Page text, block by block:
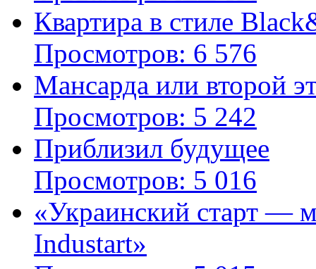
Квартира в стиле
Просмотров: 6 576
Мансарда или второй
Просмотров: 5 242
Приблизил будущее
Просмотров: 5 016
«Украинский старт —
Industart»